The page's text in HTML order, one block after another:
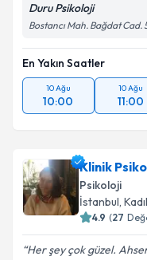
Duru Psikoloji
Bostancı Mah. Bağdat Cad.
En Yakın Saatler
10 Ağu
10:00
10 Ağu
11:00
Klinik
Psikoloji
İstanbul,
4.9 (27
Her şey çok güzel.